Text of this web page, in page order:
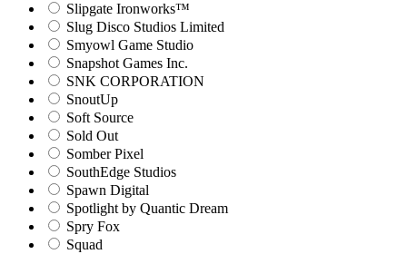
Slipgate Ironworks™
Slug Disco Studios Limited
Smyowl Game Studio
Snapshot Games Inc.
SNK CORPORATION
SnoutUp
Soft Source
Sold Out
Somber Pixel
SouthEdge Studios
Spawn Digital
Spotlight by Quantic Dream
Spry Fox
Squad